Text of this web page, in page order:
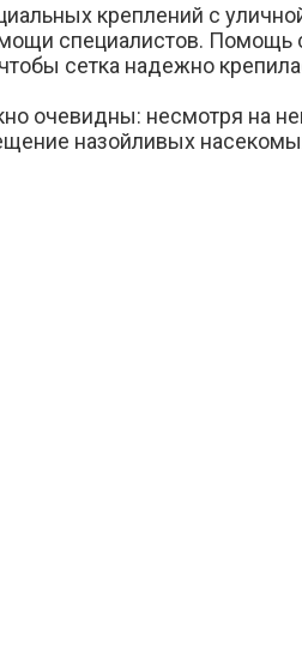
креплений с
специалистов. Помощь
сетка надежно
очевидны: несмотря на
назойливых